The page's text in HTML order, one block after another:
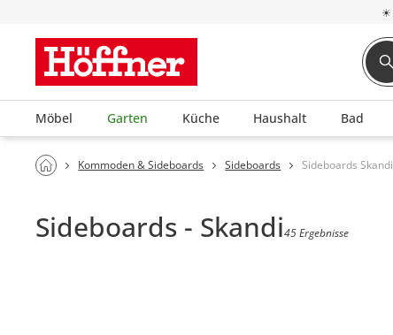
☀
Möbel Garten Küche Haushalt Bad
Kommoden & Sideboards Sideboards Sideboards Skandi
Sideboards - Skandi45 Ergebnisse